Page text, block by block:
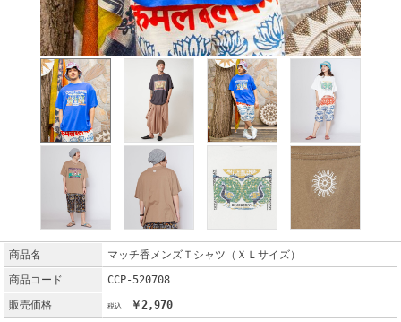
商品名
マッチ香メンズＴシャツ（ＸＬサイズ）
商品コード
CCP-520708
販売価格
￥2,970